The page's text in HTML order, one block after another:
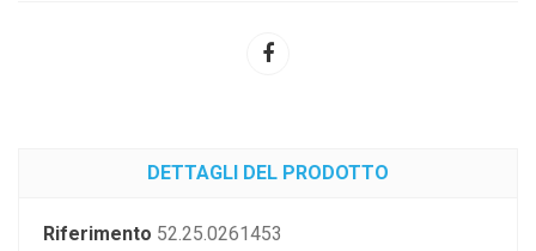
DETTAGLI DEL PRODOTTO
Riferimento 52.25.0261453